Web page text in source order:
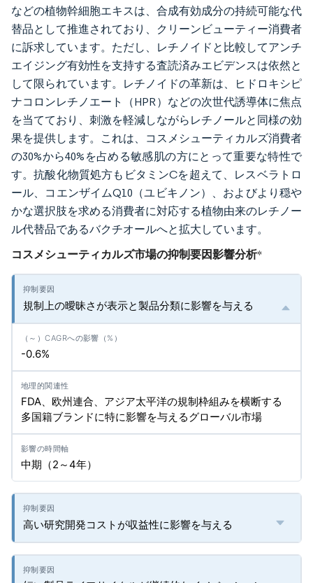
などの植物幹細胞エキスは、合成有効成分の持続可能な代
替品として推進されており、クリーンビューティー消費者
に訴求しています。ただし、レチノイドと比較してアンチ
エイジング有効性を支持する査読済みエビデンスは依然と
して限られています。レチノイドの革新は、ヒドロキシピ
ナコロンレチノエート（HPR）などの次世代誘導体に焦点
を当てており、刺激を軽減しながらレチノールと同様の効
果を提供します。これは、コスメシューティカルズ消費者
の30%から40%を占める敏感肌の方にとって重要な特性で
す。抗酸化物質処方もビタミンCを超えて、レスベラトロ
ール、コエンザイムQ10（ユビキノン）、およびより穏や
かな選択肢を求める消費者に対応する植物由来のレチノー
ル代替品であるバクチオールへと拡大しています。
コスメシューティカルズ市場の抑制要因影響分析*
規制上の曖昧さが表示と製品分類に影響を与える
-0.6%
FDA、欧州連合、アジア太平洋の規制枠組みを横断する
多国籍ブランドに特に影響を与えるグローバル市場
中期（2～4年）
高い研究開発コストが収益性に影響を与える